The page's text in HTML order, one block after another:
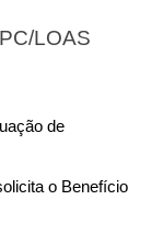
LOAS
de
o Benefício